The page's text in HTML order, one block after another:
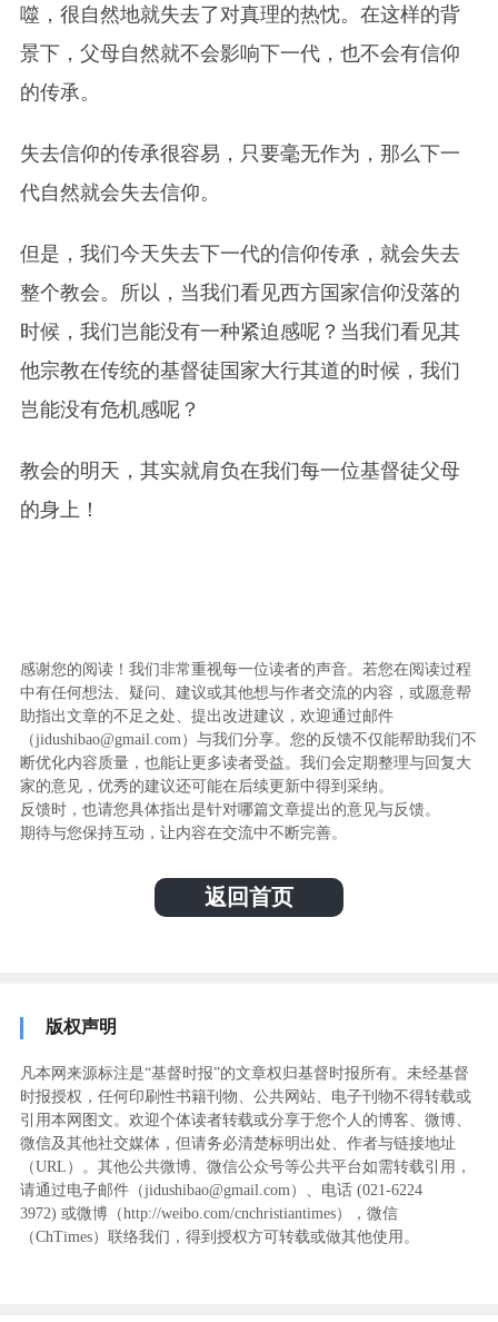
噬，很自然地就失去了对真理的热忱。在这样的背
景下，父母自然就不会影响下一代，也不会有信仰
的传承。
失去信仰的传承很容易，只要毫无作为，那么下一
代自然就会失去信仰。
但是，我们今天失去下一代的信仰传承，就会失去
整个教会。所以，当我们看见西方国家信仰没落的
时候，我们岂能没有一种紧迫感呢？当我们看见其
他宗教在传统的基督徒国家大行其道的时候，我们
岂能没有危机感呢？
教会的明天，其实就肩负在我们每一位基督徒父母
的身上！
感谢您的阅读！我们非常重视每一位读者的声音。若您在阅读过程
中有任何想法、疑问、建议或其他想与作者交流的内容，或愿意帮
助指出文章的不足之处、提出改进建议，欢迎通过邮件
（jidushibao@gmail.com）与我们分享。您的反馈不仅能帮助我们不
断优化内容质量，也能让更多读者受益。我们会定期整理与回复大
家的意见，优秀的建议还可能在后续更新中得到采纳。
反馈时，也请您具体指出是针对哪篇文章提出的意见与反馈。
期待与您保持互动，让内容在交流中不断完善。
返回首页
版权声明
凡本网来源标注是“基督时报”的文章权归基督时报所有。未经基督
时报授权，任何印刷性书籍刊物、公共网站、电子刊物不得转载或
引用本网图文。欢迎个体读者转载或分享于您个人的博客、微博、
微信及其他社交媒体，但请务必清楚标明出处、作者与链接地址
（URL）。其他公共微博、微信公众号等公共平台如需转载引用，
请通过电子邮件（jidushibao@gmail.com）、电话 (021-6224
3972) ‬或微博（http://weibo.com/cnchristiantimes），微信
（ChTimes）联络我们，得到授权方可转载或做其他使用。